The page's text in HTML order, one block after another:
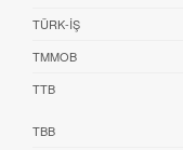
TÜRK-İŞ
TMMOB
TTB
TBB